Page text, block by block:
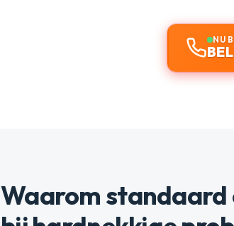
NU
Waarom